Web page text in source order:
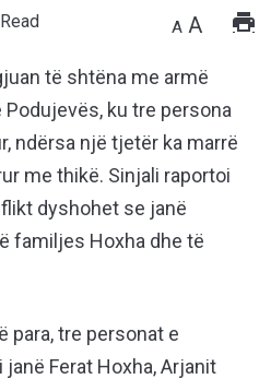
A A
të shtëna me armë
ku tre persona
ndërsa një tjetër ka marrë
me thikë. Sinjali raportoi
dyshohet se janë
familjes Hoxha dhe të
para, tre personat e
Ferat Hoxha, Arjanit